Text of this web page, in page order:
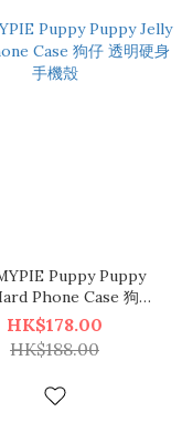
Puppy Puppy
Phone Case 狗仔
透明硬身手機殼
HK$178.00
HK$188.00